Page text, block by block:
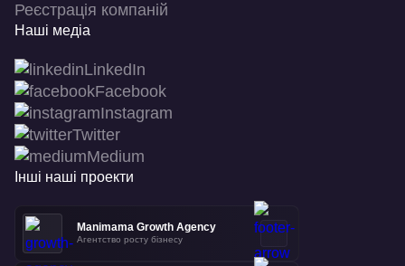
Реєстрація компаній
Наші медіа
LinkedIn
Facebook
Instagram
Twitter
Medium
Інші наші проекти
Manimama Growth Agency
Агентство росту бізнесу